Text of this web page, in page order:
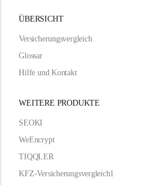
ÜBERSICHT
WEITERE PRODUKTE
Versicherungsvergleich
Glossar
Hilfe und Kontakt
SEOKI
WeEncrypt
TIQQLER
KFZ-Versicherungsvergleich1